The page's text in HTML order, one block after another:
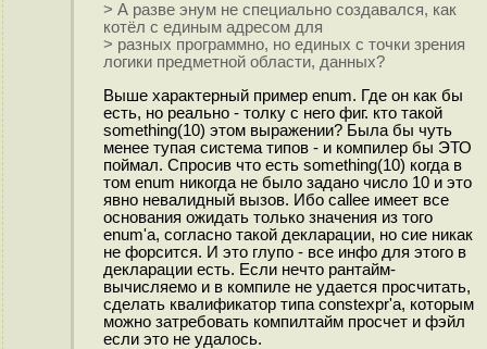
> А разве энум не специально создавался, как
котёл с единым адресом для
> разных программно, но единых с точки зрения
логики предметной области, данных?
Выше характерный пример enum. Где он как бы
есть, но реально - толку с него фиг. кто такой
something(10) этом выражении? Была бы чуть
менее тупая система типов - и компилер бы ЭТО
поймал. Спросив что есть something(10) когда в
том enum никогда не было задано число 10 и это
явно невалидный вызов. Ибо callee имеет все
основания ожидать только значения из того
enum'а, согласно такой декларации, но сие никак
не форсится. И это глупо - все инфо для этого в
декларации есть. Если нечто рантайм-
вычисляемо и в компиле не удается просчитать,
сделать квалификатор типа constexpr'а, которым
можно затребовать компилтайм просчет и фэйл
если это не удалось.